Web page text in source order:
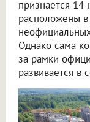
признается 14
расположены в
Однако сама
за рамки
развивается в